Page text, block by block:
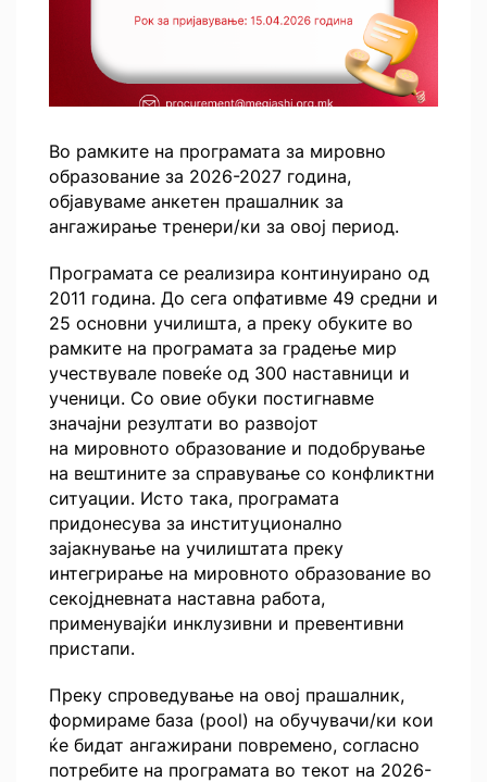
Во рамките на програмата за мировно
образование за 2026-2027 година,
објавуваме анкетен прашалник за
ангажирање тренери/ки за овој период.
Програмата се реализира континуирано од
2011 година. До сега опфативме 49 средни и
25 основни училишта, а преку обуките во
рамките на програмата за градење мир
учествувале повеќе од 300 наставници и
ученици. Со овие обуки постигнавме
значајни резултати во развојот
на мировното образование и подобрување
на вештините за справување со конфликтни
ситуации. Исто така, програмата
придонесува за институционално
зајакнување на училиштата преку
интегрирање на мировното образование во
секојдневната наставна работа,
применувајќи инклузивни и превентивни
пристапи.
Преку спроведување на овој прашалник,
формираме база (pool) на обучувачи/ки кои
ќе бидат ангажирани повремено, согласно
потребите на програмата во текот на 2026-